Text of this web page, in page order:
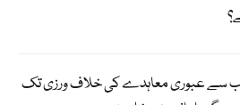
سے عبوری معاہدے کی خلاف ورزی تک